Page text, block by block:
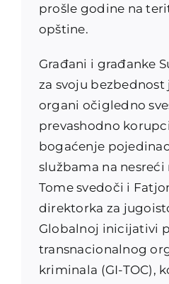
prošle godine na
opštine.
Građani i građanke
za svoju bezbednost
organi očigledno
prevashodno
bogaćenje
službama na
Tome svedoči i
direktorka za
Globalnoj inicijativi
transnacionalnog
kriminala (GI-TOC),